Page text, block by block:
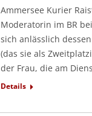
Ammersee Kurier
Moderatorin im BR
sich anlässlich
(das sie als
der Frau, die am
Details